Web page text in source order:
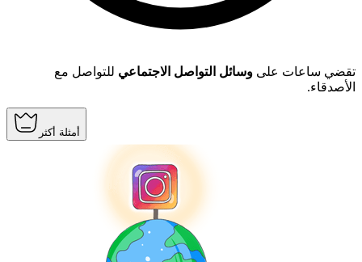
تقضي ساعات على وسائل التواصل الاجتماعي للتواصل مع
الأصدقاء.
أمثلة أكثر